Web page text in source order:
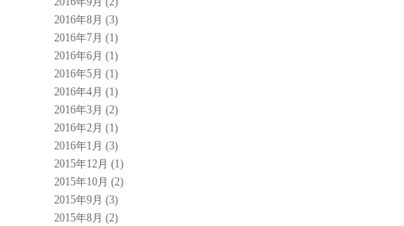
2016年8月 (3)
2016年7月 (1)
2016年6月 (1)
2016年5月 (1)
2016年4月 (1)
2016年3月 (2)
2016年2月 (1)
2016年1月 (3)
2015年12月 (1)
2015年10月 (2)
2015年9月 (3)
2015年8月 (2)